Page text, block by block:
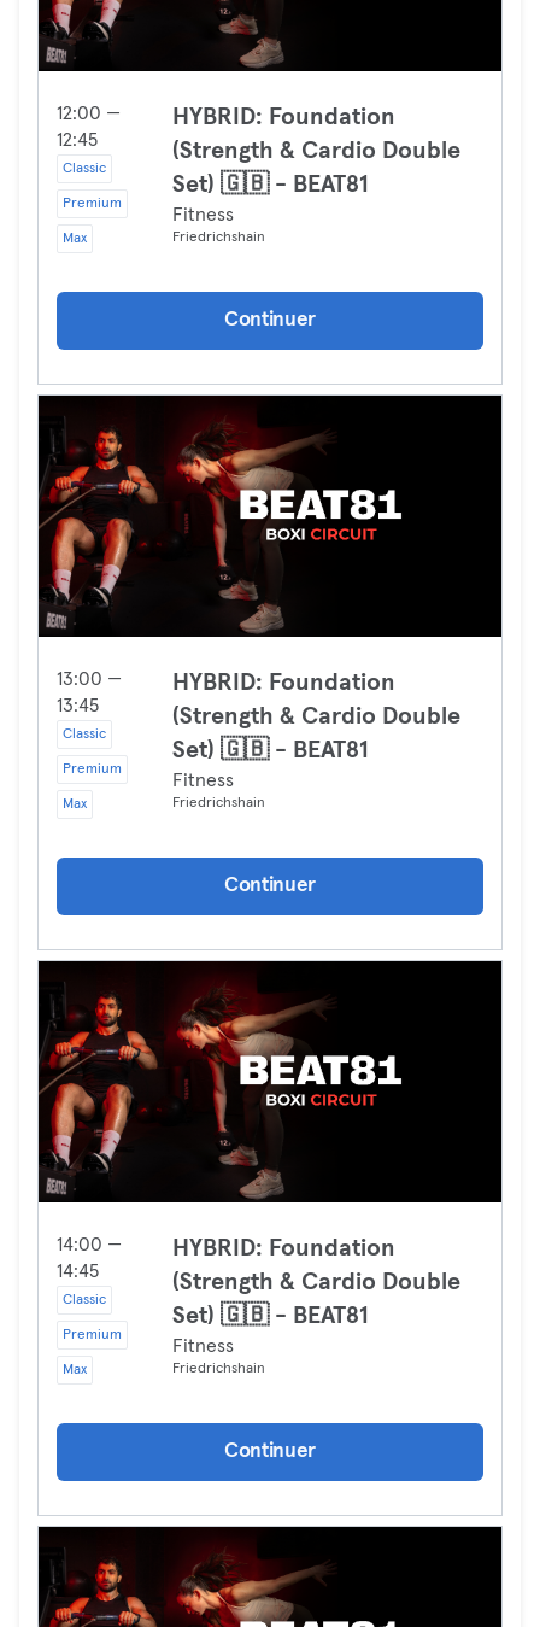
12:00 —
12:45
Classic
Premium
Max
HYBRID: Foundation
(Strength & Cardio Double
Set) 🇬🇧 - BEAT81
Fitness
Friedrichshain
Continuer
13:00 —
13:45
Classic
Premium
Max
HYBRID: Foundation
(Strength & Cardio Double
Set) 🇬🇧 - BEAT81
Fitness
Friedrichshain
Continuer
14:00 —
14:45
Classic
Premium
Max
HYBRID: Foundation
(Strength & Cardio Double
Set) 🇬🇧 - BEAT81
Fitness
Friedrichshain
Continuer